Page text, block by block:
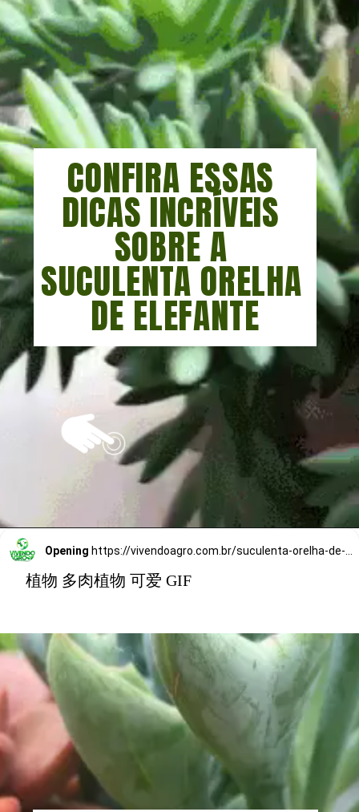
CONFIRA ESSAS
DICAS INCRÍVEIS
SOBRE A
SUCULENTA ORELHA
DE ELEFANTE
Opening
植物 多肉植物 可爱 GIF